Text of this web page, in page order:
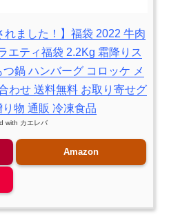
れました！】福袋 2022 牛肉
エティ福袋 2.2Kg 霜降りス
鍋 ハンバーグ コロッケ メ
わせ 送料無料 お取り寄せグ
物 通販 冷凍食品
with カエレバ
Amazon